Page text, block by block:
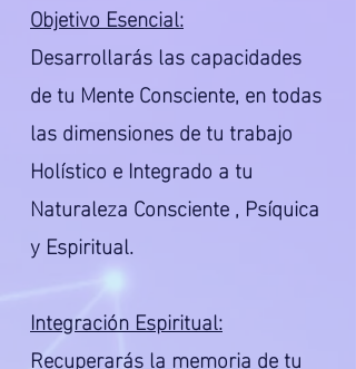
Objetivo Esencial:
Desarrollarás las capacidades
de tu Mente Consciente, en todas
las dimensiones de tu trabajo
Holístico e Integrado a tu
Naturaleza Consciente , Psíquica
y Espiritual.
Integración Espiritual:
Recuperarás la memoria de tu